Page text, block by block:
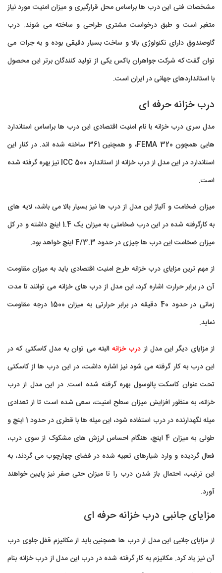
مشخصات فنی این درب ها براساس محل قرارگیری و میزان امنیت مورد نیاز
متغیر است و طبق درخواست مشتری طراحی و ساخته می شوند. درب
گاوصندوق دارای تکنولوژی بالا و ساخت بسیار دقیقی بوده و به جرات می
توان گفت که شرکت جواهران باکس یکی از تولید کنندگان برتر این محصول
با استانداردهای جهانی در ایران است.
درب خزانه حرفه ای
مدل سری درب خزانه با نام امنیت اقتصادی این درب ها براساس استاندارد
هایی همچون FEMA 320، و همچنین 361 ساخته شده اند. در کنار این
استاندارد در این مدل از درب خزانه از استاندارد ICC 500 نیز بهره گرفته شده
است.
میزان ضخامت و آلیاژ این مدل از درب ها نیز بسیار بالا می باشد، لایه های
به کارگرفته شده در این درب ضخامتی به میزان یک 1.4 اینچ داشته و در کل
میزان ضخامت این درب ها چیزی در حدود 4/3.3 اینچ خواهد بود.
از مهم ترین مزایای درب خزانه طرح امنیت اقتصادی باید به میزان مقاومت
آن در برابر حرارت اشاره کرد، این مدل از درب های خزانه می توانند تا مدت
زمانی در حدود 40 دقیقه در برابر حرارتی به میزان 1500 درجه مقاومت
نماید.
از مزایای دیگر این مدل از درب خزانهالبته می توان به مدل کاسکتی که در
این درب به کار گرفته می شود نیز اشاره داشت، در این درب ها از کاسکتی
تحت عنوان کاسکت پالوسول بهره گرفته شده است. در این مدل از درب
خزانه، به منظور افزایش میزان سطح امنیت، سعی شده است تا از تعدادی
میله نگهدارنده در درب استفاده شود، این میله ها با قطری در حدود 1 اینچ و
طولی به میزان 4 اینچ، هنگام احساس لرزش های مشکوک از سوی درب،
فعال گردیده و وارد شیارهای تعبیه شده در فضای چهارچوب می گردند، به
این ترتیب، احتمال باز شدن درب را تا میزان حتی صفر نیز پایین خواهند
آورد.
مزایای جانبی درب خزانه حرفه ای
از مزایای جانبی این مدل از درب ها همچنین باید از مکانیزم قفل جلوی درب
آن نیز یاد کرد. مکانیزم به کار گرفته شده در درب این مدل از درب خزانه بنام